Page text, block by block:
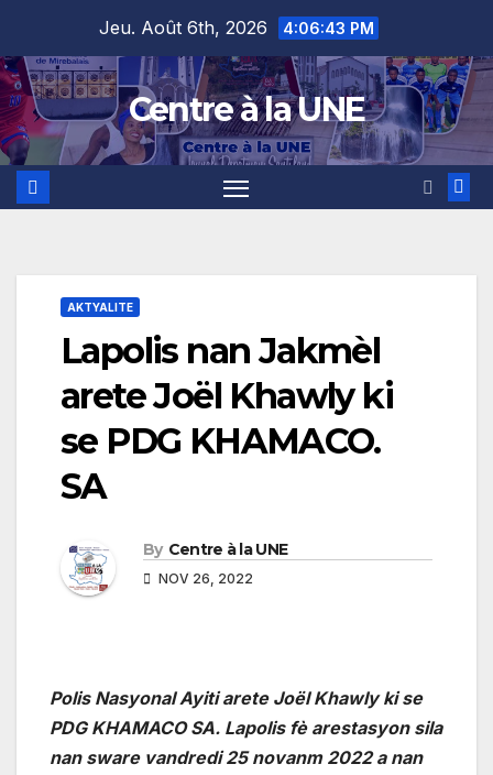
content
Jeu. Août 6th, 2026 4:06:44 PM
Centre à la UNE
AKTYALITE
Lapolis nan Jakmèl
arete Joël Khawly ki
se PDG KHAMACO.
SA
By Centre à la UNE
NOV 26, 2022
Polis Nasyonal Ayiti arete Joël Khawly ki se
PDG KHAMACO SA. Lapolis fè arestasyon sila
nan sware vandredi 25 novanm 2022 a nan